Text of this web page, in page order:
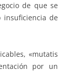
de que se
de
«mutatis
por un